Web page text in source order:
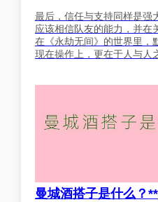
最后，信任与支持同样是强
应该相信队友的能力，并在
在《永劫无间》的世界里，
现在操作上，更在于人与人
曼城酒搭子是什么？**